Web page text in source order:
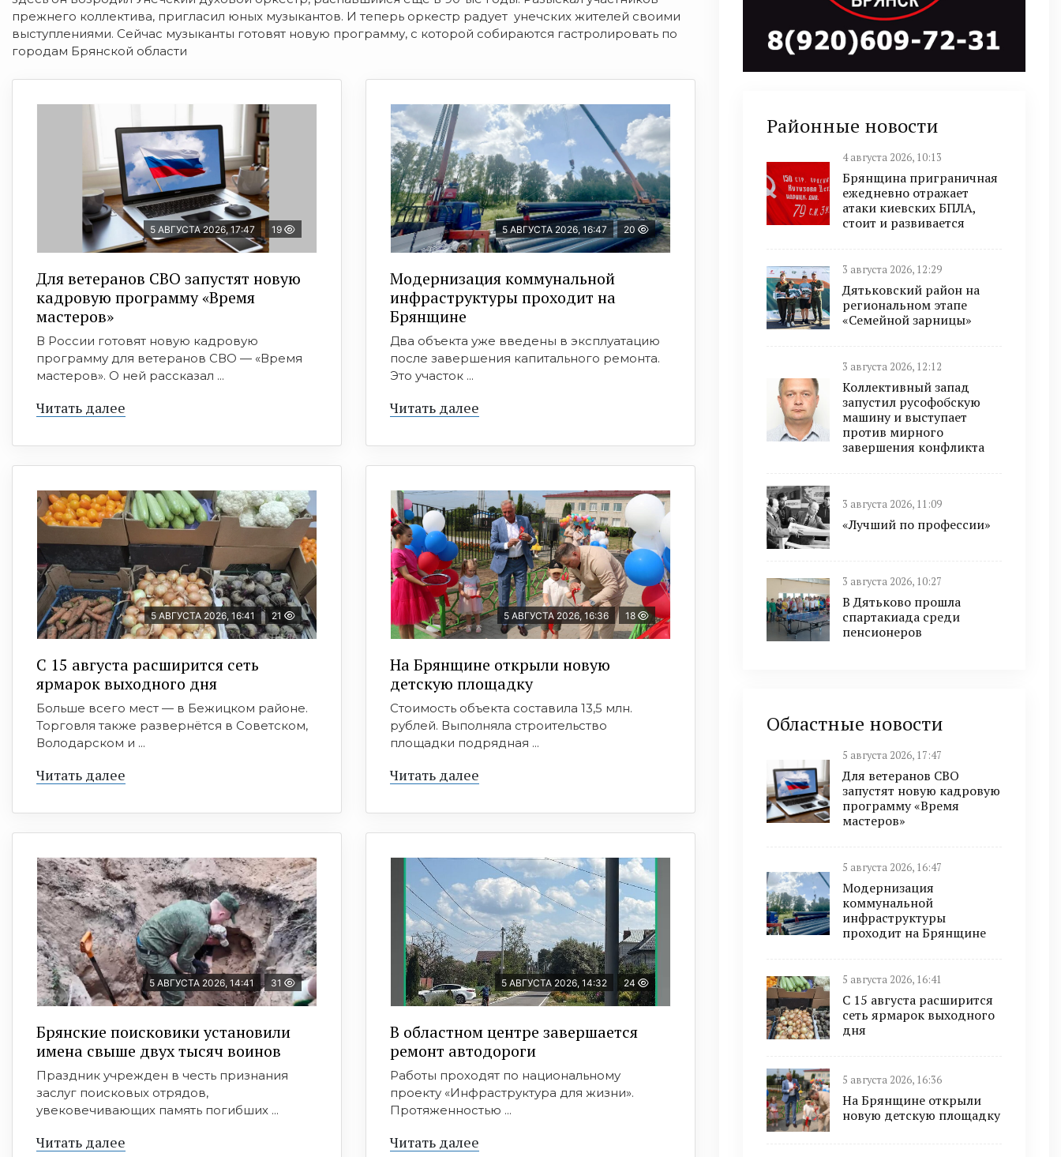
прежнего коллектива, пригласил юных музыкантов. И теперь оркестр радует унечских жителей своими
выступлениями. Сейчас музыканты готовят новую программу, с которой собираются гастролировать по
городам Брянской области
5 АВГУСТА 2026, 17:47 19
Для ветеранов СВО запустят новую
кадровую программу «Время
мастеров»
В России готовят новую кадровую
программу для ветеранов СВО — «Время
мастеров». О ней рассказал ...
Читать далее
5 АВГУСТА 2026, 16:47 20
Модернизация коммунальной
инфраструктуры проходит на
Брянщине
Два объекта уже введены в эксплуатацию
после завершения капитального ремонта.
Это участок ...
Читать далее
5 АВГУСТА 2026, 16:41 21
С 15 августа расширится сеть
ярмарок выходного дня
Больше всего мест — в Бежицком районе.
Торговля также развернётся в Советском,
Володарском и ...
Читать далее
5 АВГУСТА 2026, 16:36 18
На Брянщине открыли новую
детскую площадку
Стоимость объекта составила 13,5 млн.
рублей. Выполняла строительство
площадки подрядная ...
Читать далее
5 АВГУСТА 2026, 14:41 31
Брянские поисковики установили
имена свыше двух тысяч воинов
Праздник учрежден в честь признания
заслуг поисковых отрядов,
увековечивающих память погибших ...
Читать далее
5 АВГУСТА 2026, 14:32 24
В областном центре завершается
ремонт автодороги
Работы проходят по национальному
проекту «Инфраструктура для жизни».
Протяженностью ...
Читать далее
Районные новости
4 августа 2026, 10:13
Брянщина приграничная
ежедневно отражает
атаки киевских БПЛА,
стоит и развивается
3 августа 2026, 12:29
Дятьковский район на
региональном этапе
«Семейной зарницы»
3 августа 2026, 12:12
Коллективный запад
запустил русофобскую
машину и выступает
против мирного
завершения конфликта
3 августа 2026, 11:09
«Лучший по профессии»
3 августа 2026, 10:27
В Дятьково прошла
спартакиада среди
пенсионеров
Областные новости
5 августа 2026, 17:47
Для ветеранов СВО
запустят новую кадровую
программу «Время
мастеров»
5 августа 2026, 16:47
Модернизация
коммунальной
инфраструктуры
проходит на Брянщине
5 августа 2026, 16:41
С 15 августа расширится
сеть ярмарок выходного
дня
5 августа 2026, 16:36
На Брянщине открыли
новую детскую площадку